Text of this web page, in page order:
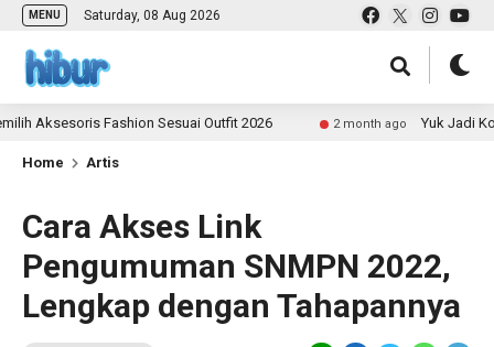
MENU Saturday, 08 Aug 2026
Fashion Sesuai Outfit 2026 2 month ago Yuk Jadi
Home Artis
Cara Akses Link
Pengumuman SNMPN 2022,
Lengkap dengan Tahapannya